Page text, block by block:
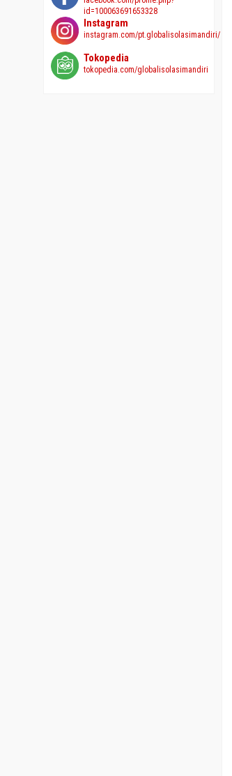
id=100063691653328
Instagram
instagram.com/pt.globalisolasimandiri/
Tokopedia
tokopedia.com/globalisolasimandiri